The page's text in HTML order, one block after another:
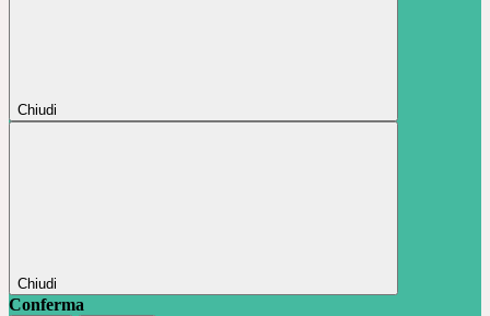
Chiudi
Chiudi
Conferma